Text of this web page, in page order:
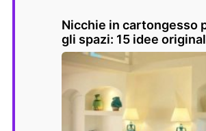
Nicchie in cartongesso
gli spazi: 15 idee